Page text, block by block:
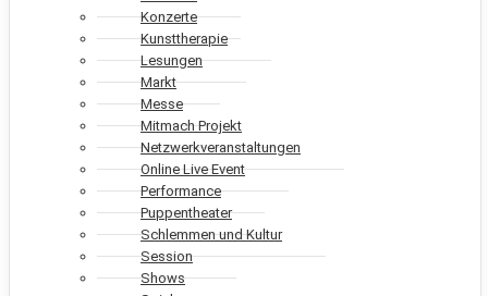
Konzerte
Kunsttherapie
Lesungen
Markt
Messe
Mitmach Projekt
Netzwerkveranstaltungen
Online Live Event
Performance
Puppentheater
Schlemmen und Kultur
Session
Shows